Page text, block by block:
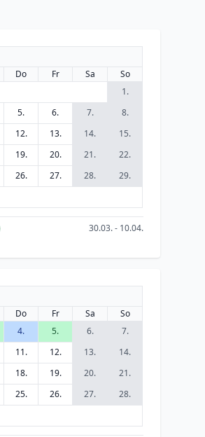
Do Fr Sa
So
1.
5. 6. 7.
8.
12. 13. 14.
15.
19. 20. 21.
22.
26. 27. 28.
29.
30.03. - 10.04.
Do Fr Sa
So
4. 5. 6.
7.
11. 12. 13.
14.
18. 19. 20.
21.
25. 26. 27.
28.